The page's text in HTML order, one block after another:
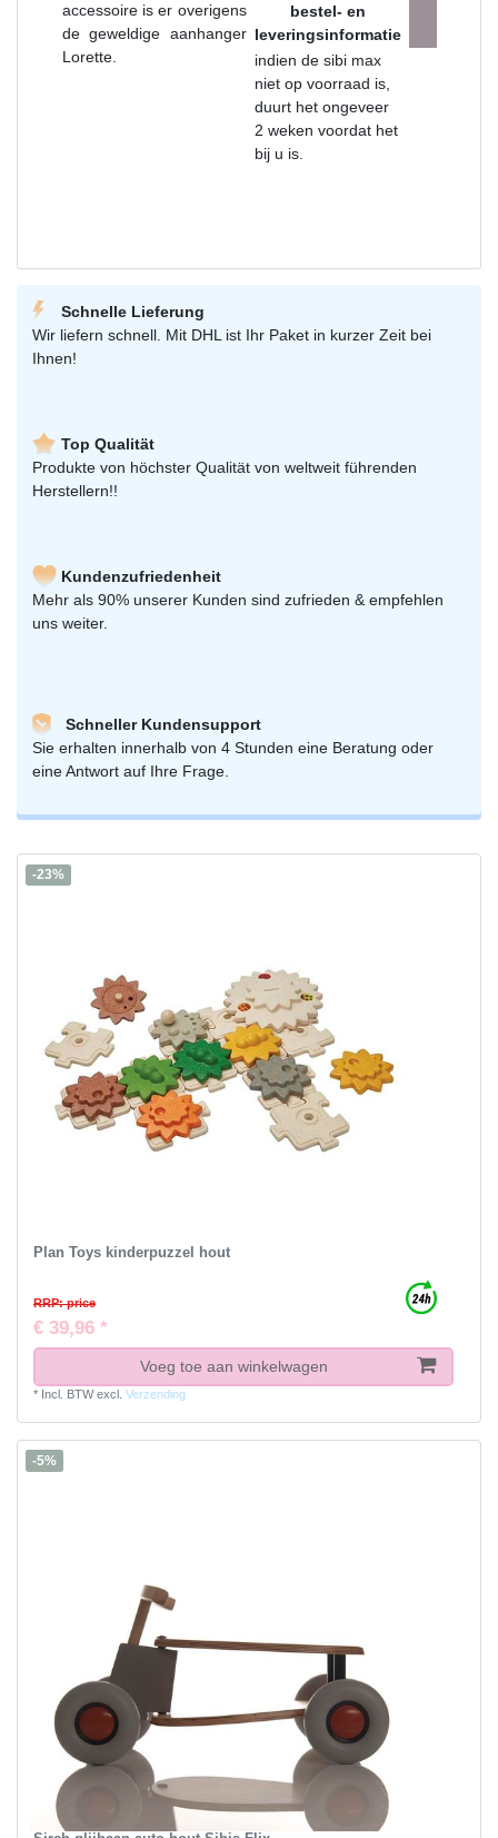
accessoire is er overigens
de geweldige aanhanger
Lorette.
bestel- en
leveringsinformatie
indien de sibi max
niet op voorraad is,
duurt het ongeveer
2 weken voordat het
bij u is.
Schnelle Lieferung
Wir liefern schnell. Mit DHL ist Ihr Paket in kurzer Zeit bei
Ihnen!
Top Qualität
Produkte von höchster Qualität von weltweit führenden
Herstellern!!
Kundenzufriedenheit
Mehr als 90% unserer Kunden sind zufrieden & empfehlen
uns weiter.
Schneller Kundensupport
Sie erhalten innerhalb von 4 Stunden eine Beratung oder
eine Antwort auf Ihre Frage.
-23%
Plan Toys kinderpuzzel hout
RRP: price
€ 39,96 *
Voeg toe aan winkelwagen
* Incl. BTWexcl. Verzending
-5%